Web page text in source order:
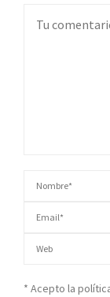
* Acepto la